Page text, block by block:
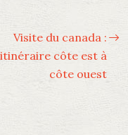
Visite du canada :
itinéraire côte est à
côte ouest